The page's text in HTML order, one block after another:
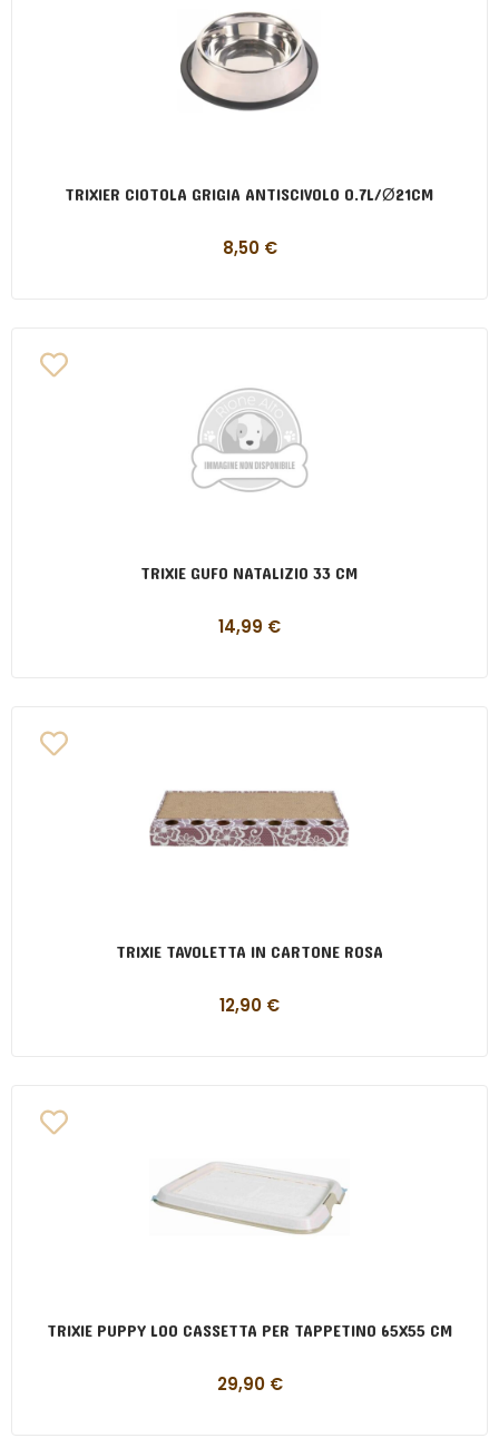
TRIXIER CIOTOLA GRIGIA ANTISCIVOLO 0.7L/Ø21CM
8,50 €
TRIXIE GUFO NATALIZIO 33 CM
14,99 €
TRIXIE TAVOLETTA IN CARTONE ROSA
12,90 €
TRIXIE PUPPY LOO CASSETTA PER TAPPETINO 65X55 CM
29,90 €